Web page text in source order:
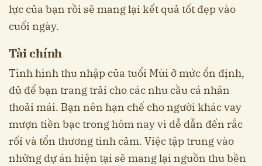
lực của bạn rồi sẽ mang lại kết quả tốt đẹp vào
cuối ngày.
Tài chính
Tình hình thu nhập của tuổi Mùi ở mức ổn định,
đủ để bạn trang trải cho các nhu cầu cá nhân
thoải mái. Bạn nên hạn chế cho người khác vay
mượn tiền bạc trong hôm nay vì dễ dẫn đến rắc
rối và tổn thương tình cảm. Việc tập trung vào
những dự án hiện tại sẽ mang lại nguồn thu bền